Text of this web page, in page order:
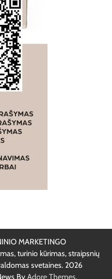
MARKETINGO
turinio kūrimas, straipsnių
svetaines. 2026
By Adore Themes.